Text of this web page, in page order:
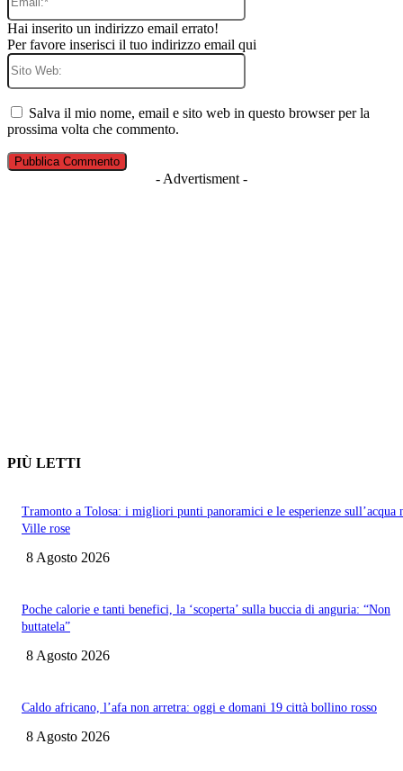
Hai inserito un indirizzo email errato!
Per favore inserisci il tuo indirizzo email qui
Sito
Salva il mio nome, email e sito web in questo browser per la
prossima volta che commento.
- Advertisment -
PIÙ LETTI
Tramonto a Tolosa: i migliori punti panoramici e le esperienze sull’acqua
Ville rose
8 Agosto 2026
Poche calorie e tanti benefici, la ‘scoperta’ sulla buccia di anguria: “Non
buttatela”
8 Agosto 2026
Caldo africano, l’afa non arretra: oggi e domani 19 città bollino rosso
8 Agosto 2026